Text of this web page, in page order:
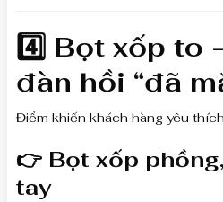
4️⃣ Bọt xốp to
đàn hồi “đã
Điểm khiến khách hàng yêu
👉 Bọt xốp
tay